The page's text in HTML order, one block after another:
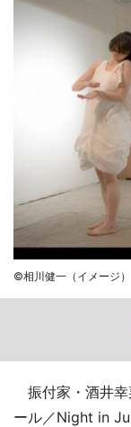
©相川健一（イメージ）
振付家・酒井幸
ール／Night in